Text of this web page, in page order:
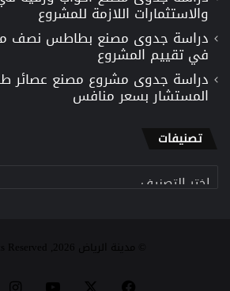
والاستثمارات اللازمة للمشروع
دراسة جدوى مصنع بطاطس نصف
في تقييم المشروع
دراسة جدوى مشروع مصنع عصائر
المستشار بسعر منافس
تصنيفات
تصنيفات
© مدينة الرياض 2026, All Rights Reserved